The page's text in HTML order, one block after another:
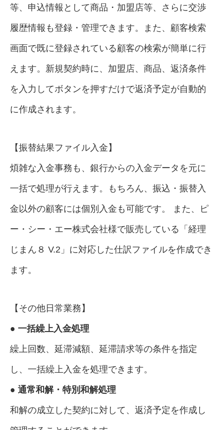
等、申込情報として商品・加盟店等、さらに交渉
履歴情報も登録・管理できます。また、顧客検索
画面で既に登録されている顧客の検索が簡単に行
えます。新規契約時に、加盟店、商品、返済条件
を入力してボタンを押すだけで返済予定が自動的
に作成されます。
【振替結果ファイル入金】
煩雑な入金事務も、銀行からの入金データを元に
一括で処理が行えます。もちろん、振込・振替入
金以外の顧客には個別入金も可能です。 また、ピ
ー・シー・エー株式会社様で販売している「経理
じまん８ V.2」に対応した仕訳ファイルを作成でき
ます。
【その他日常業務】
● 一括繰上入金処理
繰上回数、延滞減額、延滞請求等の条件を指定
し、一括繰上入金を処理できます。
● 通常和解・特別和解処理
和解の成立した契約に対して、返済予定を作成し